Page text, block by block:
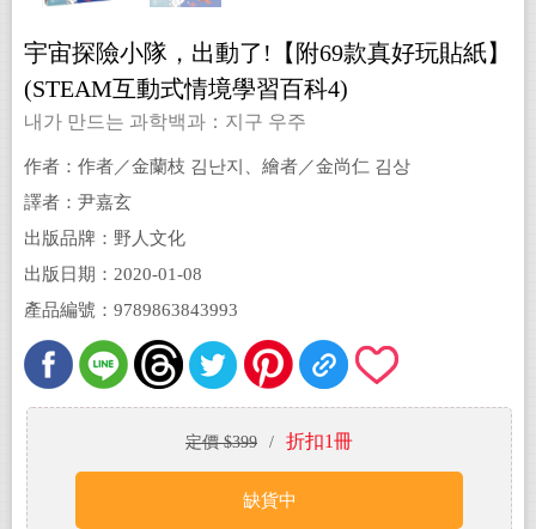
宇宙探險小隊，出動了!【附69款真好玩貼紙】
(STEAM互動式情境學習百科4)
내가 만드는 과학백과：지구 우주
作者：作者／金蘭枝 김난지、繪者／金尚仁 김상
인、審定／鄭昌勳 정창훈
譯者：尹嘉玄
出版品牌：野人文化
出版日期：2020-01-08
產品編號：9789863843993
定價 $399 / 折扣1冊
缺貨中